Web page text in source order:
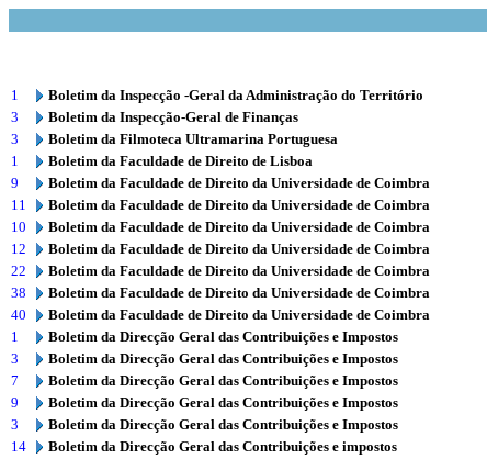
1
Boletim da Inspecção -Geral da Administração do Território
3
Boletim da Inspecção-Geral de Finanças
3
Boletim da Filmoteca Ultramarina Portuguesa
1
Boletim da Faculdade de Direito de Lisboa
9
Boletim da Faculdade de Direito da Universidade de Coimbra
11
Boletim da Faculdade de Direito da Universidade de Coimbra
10
Boletim da Faculdade de Direito da Universidade de Coimbra
12
Boletim da Faculdade de Direito da Universidade de Coimbra
22
Boletim da Faculdade de Direito da Universidade de Coimbra
38
Boletim da Faculdade de Direito da Universidade de Coimbra
40
Boletim da Faculdade de Direito da Universidade de Coimbra
1
Boletim da Direcção Geral das Contribuições e Impostos
3
Boletim da Direcção Geral das Contribuições e Impostos
7
Boletim da Direcção Geral das Contribuições e Impostos
9
Boletim da Direcção Geral das Contribuições e Impostos
3
Boletim da Direcção Geral das Contribuições e Impostos
14
Boletim da Direcção Geral das Contribuições e impostos